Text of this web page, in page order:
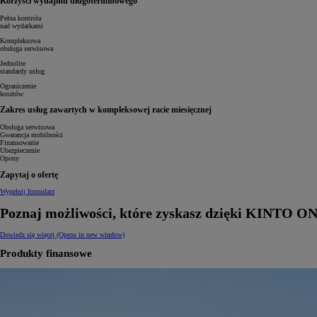
Pełna kontrola
nad wydatkami
Kompleksowa
obsługa serwisowa
Jednolite
standardy usług
Ograniczenie
kosztów
Zakres usług zawartych w kompleksowej racie miesięcznej
Obsługa serwisowa
Gwarancja mobilności
Finansowanie
Ubezpieczenie
Opony
Zapytaj o ofertę
Wypełnij formularz
Poznaj możliwości, które zyskasz dzięki KINTO
Dowiedz się więcej (Opens in new window)
Produkty finansowe